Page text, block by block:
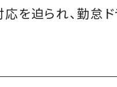
を迫られ、勤怠